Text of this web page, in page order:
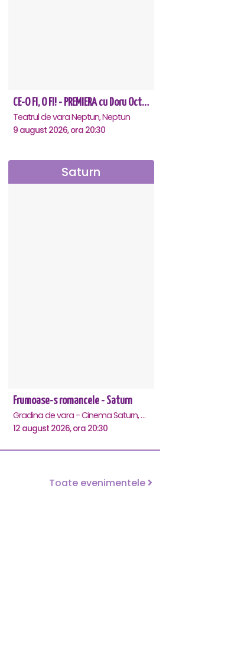
CE-O FI, O FI! - PREMIERA cu Doru Octavian Dumitru - Neptun
Teatrul de vara Neptun, Neptun
9 august 2026, ora 20:30
Saturn
Frumoase-s romancele - Saturn
Gradina de vara - Cinema Saturn, Saturn
12 august 2026, ora 20:30
Toate evenimentele